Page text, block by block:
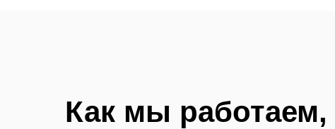
Как мы работаем,